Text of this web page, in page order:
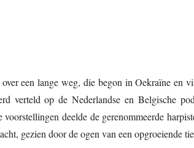
een lange weg, die begon in Oekraïne en
verteld op de Nederlandse en Belgische
deelde de gerenommeerde
gezien door de ogen van een opgroeiende